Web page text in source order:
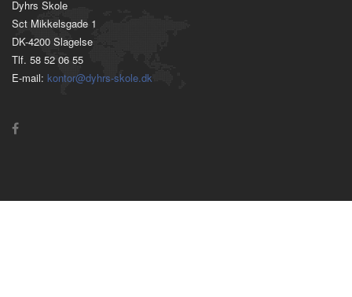
Dyhrs Skole
Sct Mikkelsgade 1
DK-4200 Slagelse
Tlf. 58 52 06 55
E-mail: kontor@dyhrs-skole.dk